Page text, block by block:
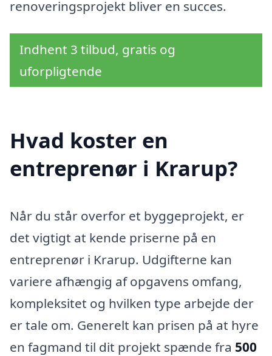
renoveringsprojekt bliver en succes.
Indhent 3 tilbud, gratis og
uforpligtende
Hvad koster en
entreprenør i Krarup?
Når du står overfor et byggeprojekt, er
det vigtigt at kende priserne på en
entreprenør i Krarup. Udgifterne kan
variere afhængig af opgavens omfang,
kompleksitet og hvilken type arbejde der
er tale om. Generelt kan prisen på at hyre
en fagmand til dit projekt spænde fra 500